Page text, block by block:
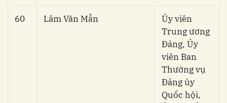
60 Lâm Văn Mẫn
Ủy viên
Trung ương
Đảng, Ủy
viên Ban
Thường vụ
Đảng ủy
Quốc hội,